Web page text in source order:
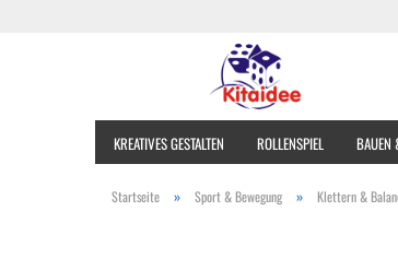
KREATIVES GESTALTEN ROLLENSPIEL BAUEN
Startseite » Sport & Bewegung » Klettern &